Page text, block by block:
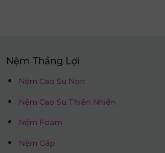
Nệm Thắng Lợi
Nệm Cao Su Non
Nệm Cao Su Thiên Nhiên
Nệm Foam
Nệm Gấp